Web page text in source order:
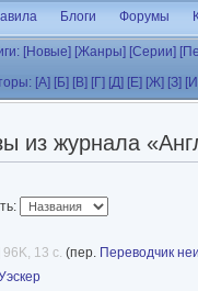
Блоги Форумы
[Новые] [Жанры] [Серии]
[А] [Б] [В] [Г] [Д] [Е] [Ж] [З]
из журнала
96K, 13 с. (пер. Переводчик